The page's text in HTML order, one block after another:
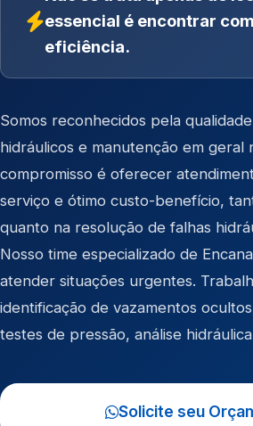
essencial é encontrar
eficiência.
Somos reconhecidos pela
hidráulicos e manutenção em geral
compromisso é oferecer
serviço e ótimo custo-benefício,
quanto na resolução de falhas
Nosso time especializado de
atender situações urgentes.
identificação de vazamentos
testes de pressão, análise
Solicite seu